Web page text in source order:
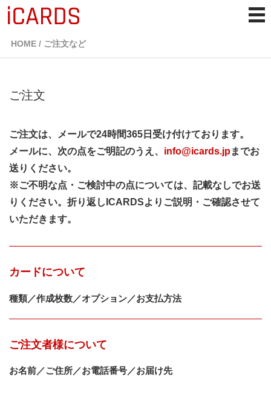
HOME/ ご注文など
ご注文
ご注文は、メールで24時間365日受け付けております。
メールに、次の点をご明記のうえ、 info@icards.jpまでお
送りください。
※ご不明な点・ご検討中の点については、記載なしでお送
りください。折り返しICARDSよりご説明・ご確認させて
いただきます。
カードについて
種類／作成枚数／オプション／お支払方法
ご注文者様について
お名前／ご住所／お電話番号／お届け先